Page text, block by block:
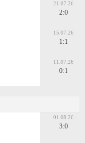
21.07.26
2:0
15.07.26
1:1
11.07.26
0:1
01.08.26
3:0